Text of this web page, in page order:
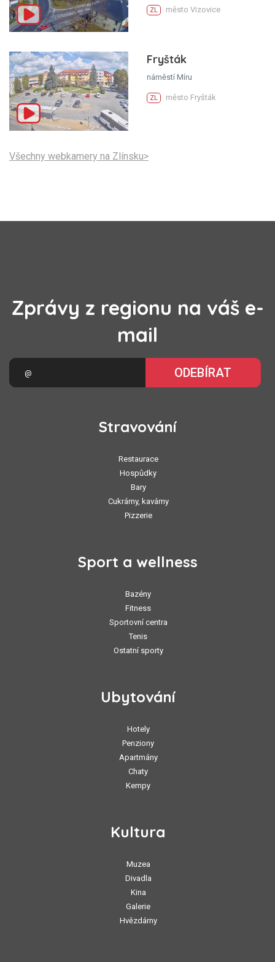
ZL město Vizovice
Fryšták
náměstí Míru
ZL město Fryšták
Všechny webkamery na Zlínsku>
Zprávy z regionu na váš e-
mail
ODEBÍRAT
Stravování
Restaurace
Hospůdky
Bary
Cukrárny, kavárny
Pizzerie
Sport a wellness
Bazény
Fitness
Sportovní centra
Tenis
Ostatní sporty
Ubytování
Hotely
Penziony
Apartmány
Chaty
Kempy
Kultura
Muzea
Divadla
Kina
Galerie
Hvězdárny